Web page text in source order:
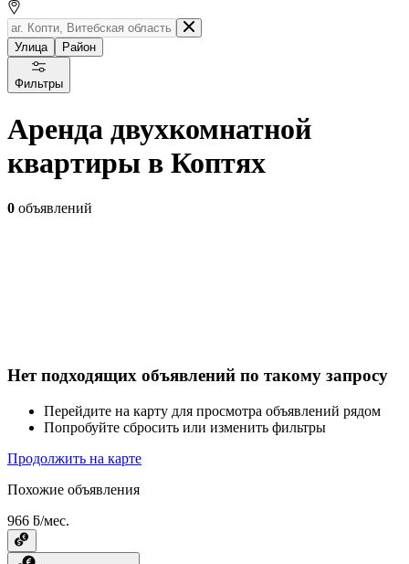
Улица Район
Фильтры
Аренда двухкомнатной
квартиры в Коптях
0 объявлений
Нет подходящих объявлений по такому запросу
Перейдите на карту для просмотра объявлений рядом
Попробуйте сбросить или изменить фильтры
Продолжить на карте
Похожие объявления
966 ƃ/мес.